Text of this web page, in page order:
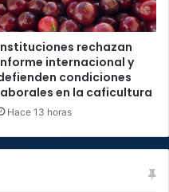
rechazan
internacional y
condiciones
en la caficultura
Hace 13 horas